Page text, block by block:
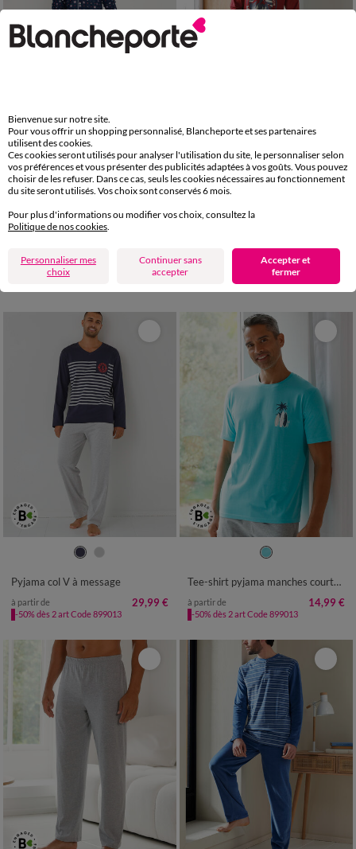
M L XL XXL 3XL 4XL
à partir de 39,99 € *
M L XL XXL 3XL
à partir de
-50% dès 2 articles Code 899013 Appliquer
XL XXL
Pyjama col V à message
à partir de 29,99 €
-50% dès 2 art Code 899013
XXL
Tee-shirt pyjama manches courtes motif surf
à partir de 14,99 €
-50% dès 2 art Code 899013
Bienvenue sur notre site.
Pour vous offrir un shopping personnalisé, Blancheporte et ses partenaires
utilisent des cookies.
Ces cookies seront utilisés pour analyser l'utilisation du site, le personnaliser selon
vos préférences et vous présenter des publicités adaptées à vos goûts. Vous pouvez
choisir de les refuser. Dans ce cas, seuls les cookies nécessaires au fonctionnement
du site seront utilisés. Vos choix sont conservés 6 mois.
Pour plus d'informations ou modifier vos choix, consultez la
Politique de nos cookies
Personnaliser mes
choix
Continuer sans
accepter
Accepter et
fermer